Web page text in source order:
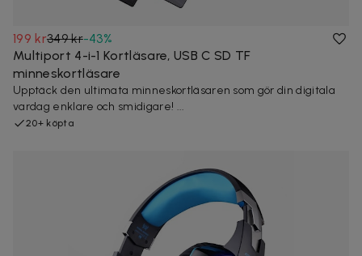
199 kr349 kr-43%
Multiport 4-i-1 Kortläsare, USB C SD TF
minneskortläsare
Upptäck den ultimata minneskortläsaren som gör din digitala
vardag enklare och smidigare! ...
20+ köpta